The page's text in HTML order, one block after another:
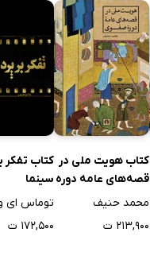
کتاب هویت ملی در
قصه‌های عامه دوره
صفوی
محمد حنیف
۲۱۳,۹۰۰ ت
کتاب تفکر
سینما
توماس ای
۱۷۲,۵۰۰ ت